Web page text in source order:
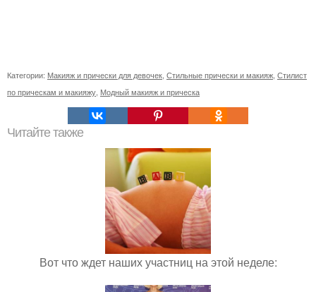
Категории: Макияж и прически для девочек Стильные прически и макияж Стилист
по прическам и макияжу Модный макияж и прическа
Читайте также
Вот что ждет наших участниц на этой неделе: